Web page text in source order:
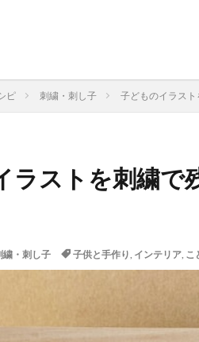
ピ 刺繍・刺し子 子どものイラス
ラストを刺繍で
繍・刺し子 子供と手作り, インテリア, こ